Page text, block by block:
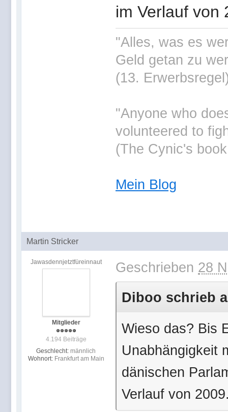
im Verlauf von
"Alles, was es
Geld getan zu
(13.
"Anyone who
volunteered to
(The Cynic's
Mein Blog
Martin Stricker
Jawasdennjetztfüreinnaut
Mitglieder
4.194 Beiträge
Geschlecht: männlich
Wohnort: Frankfurt am Main
Geschrieben 28
Diboo schrieb
Wieso das? Bis
Unabhängigkeit
dänischen
Verlauf von